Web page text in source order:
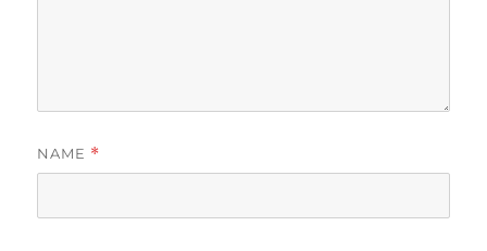
NAME *